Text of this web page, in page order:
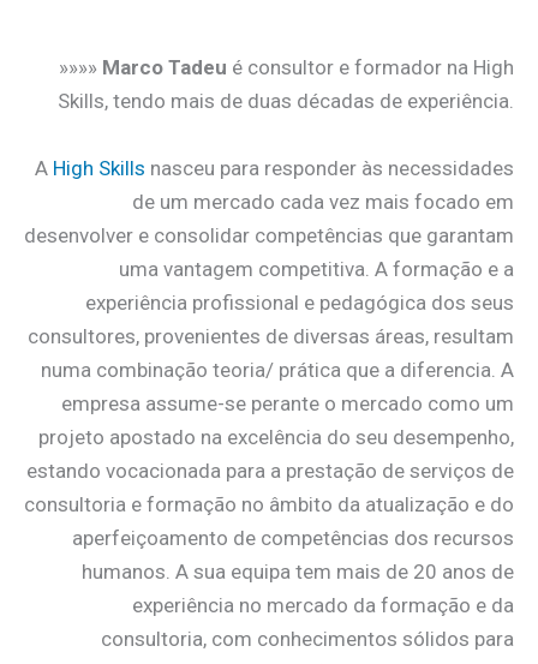
»»»» Marco Tadeu é consultor e formador na High
Skills, tendo mais de duas décadas de experiência.
A High Skills nasceu para responder às necessidades
de um mercado cada vez mais focado em
desenvolver e consolidar competências que garantam
uma vantagem competitiva. A formação e a
experiência profissional e pedagógica dos seus
consultores, provenientes de diversas áreas, resultam
numa combinação teoria/ prática que a diferencia. A
empresa assume-se perante o mercado como um
projeto apostado na excelência do seu desempenho,
estando vocacionada para a prestação de serviços de
consultoria e formação no âmbito da atualização e do
aperfeiçoamento de competências dos recursos
humanos. A sua equipa tem mais de 20 anos de
experiência no mercado da formação e da
consultoria, com conhecimentos sólidos para